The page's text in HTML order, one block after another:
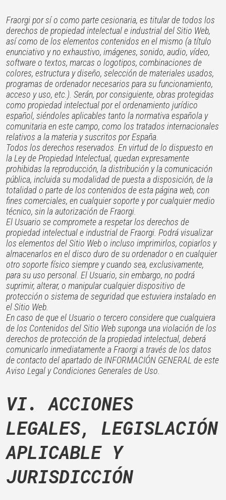
Fraorgi por sí o como parte cesionaria, es titular de todos los
derechos de propiedad intelectual e industrial del Sitio Web,
así como de los elementos contenidos en el mismo (a título
enunciativo y no exhaustivo, imágenes, sonido, audio, vídeo,
software o textos, marcas o logotipos, combinaciones de
colores, estructura y diseño, selección de materiales usados,
programas de ordenador necesarios para su funcionamiento,
acceso y uso, etc.). Serán, por consiguiente, obras protegidas
como propiedad intelectual por el ordenamiento jurídico
español, siéndoles aplicables tanto la normativa española y
comunitaria en este campo, como los tratados internacionales
relativos a la materia y suscritos por España.
Todos los derechos reservados. En virtud de lo dispuesto en
la Ley de Propiedad Intelectual, quedan expresamente
prohibidas la reproducción, la distribución y la comunicación
pública, incluida su modalidad de puesta a disposición, de la
totalidad o parte de los contenidos de esta página web, con
fines comerciales, en cualquier soporte y por cualquier medio
técnico, sin la autorización de Fraorgi.
El Usuario se compromete a respetar los derechos de
propiedad intelectual e industrial de Fraorgi. Podrá visualizar
los elementos del Sitio Web o incluso imprimirlos, copiarlos y
almacenarlos en el disco duro de su ordenador o en cualquier
otro soporte físico siempre y cuando sea, exclusivamente,
para su uso personal. El Usuario, sin embargo, no podrá
suprimir, alterar, o manipular cualquier dispositivo de
protección o sistema de seguridad que estuviera instalado en
el Sitio Web.
En caso de que el Usuario o tercero considere que cualquiera
de los Contenidos del Sitio Web suponga una violación de los
derechos de protección de la propiedad intelectual, deberá
comunicarlo inmediatamente a Fraorgi a través de los datos
de contacto del apartado de INFORMACIÓN GENERAL de este
Aviso Legal y Condiciones Generales de Uso.
VI. ACCIONES
LEGALES, LEGISLACIÓN
APLICABLE Y
JURISDICCIÓN